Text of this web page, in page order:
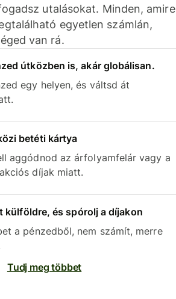
utalásokat. Minden, amire
egyetlen számlán,
van rá.
útközben is, akár globálisan.
egy helyen, és váltsd át
betéti kártya
aggódnod az árfolyamfelár vagy a
díjak miatt.
külföldre, és spórolj a díjakon
a pénzedből, nem számít, merre
Tudj meg többet